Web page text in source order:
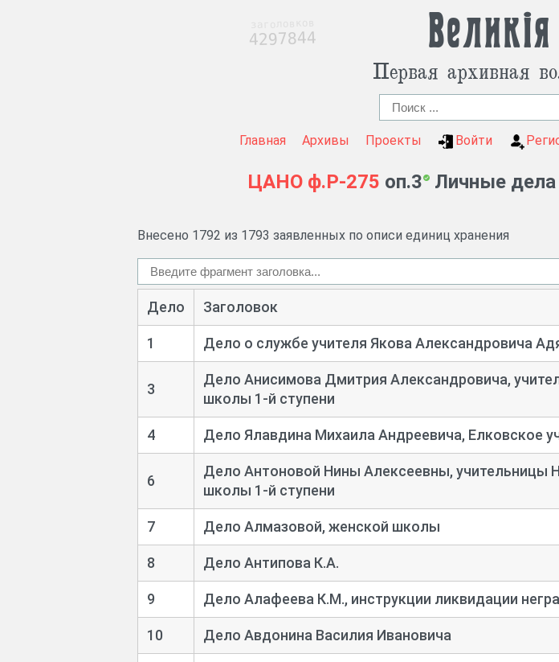
Первая архивная
Главная Архивы Проекты Войти
ЦАНО ф.Р-275 оп.3 Личные дела
Внесено 1792 из 1793 заявленных по описи единиц хранения
Дело Заголовок
1 Дело о службе учителя Якова Александровича
3
Дело Анисимова Дмитрия Александровича,
школы 1-й ступени
4 Дело Ялавдина Михаила Андреевича, Елковское
6
Дело Антоновой Нины Алексеевны, учительницы
школы 1-й ступени
7 Дело Алмазовой, женской школы
8 Дело Антипова К.А.
9 Дело Алафеева К.М., инструкции ликвидации
10 Дело Авдонина Василия Ивановича
4297844